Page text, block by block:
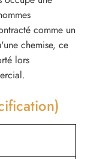
comme un
chemise, ce
lors